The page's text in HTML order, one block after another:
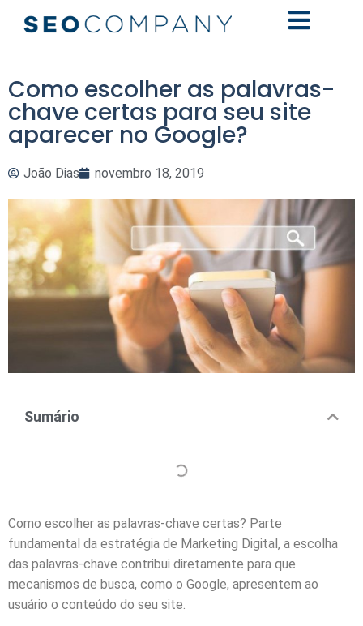
Como escolher as palavras-
chave certas para seu site
aparecer no Google?
João Dias novembro 18, 2019
Sumário
Como escolher as palavras-chave certas? Parte
fundamental da estratégia de Marketing Digital, a escolha
das palavras-chave contribui diretamente para que
mecanismos de busca, como o Google, apresentem ao
usuário o conteúdo do seu site.